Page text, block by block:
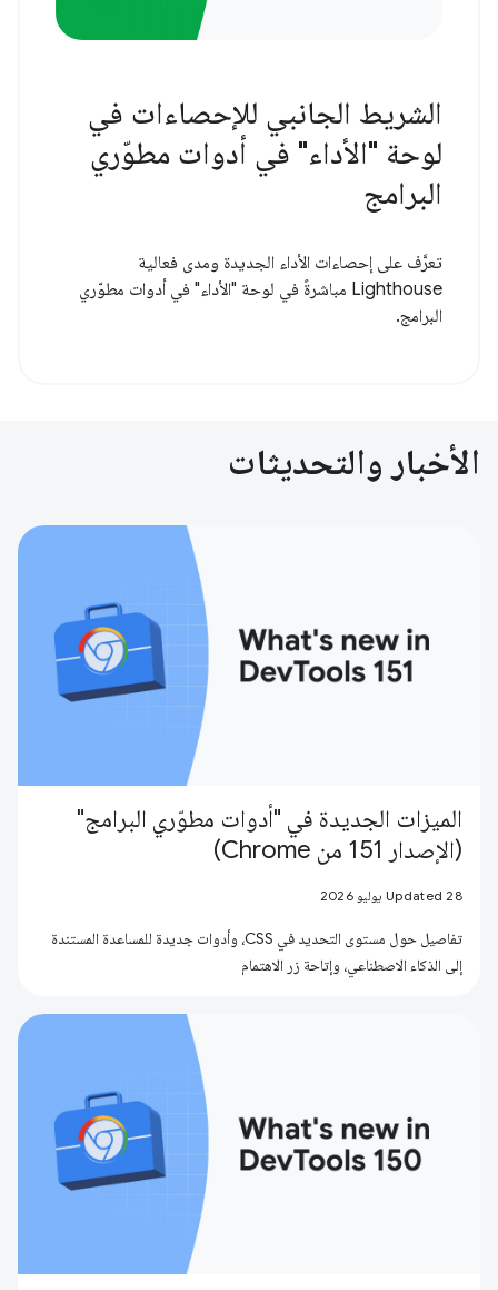
الشريط الجانبي للإحصاءات في
لوحة "الأداء" في أدوات مطوّري
البرامج
تعرَّف على إحصاءات الأداء الجديدة ومدى فعالية
Lighthouse مباشرةً في لوحة "الأداء" في أدوات مطوّري
البرامج.
الأخبار والتحديثات
الميزات الجديدة في "أدوات مطوّري البرامج"
(الإصدار 151 من Chrome)
Updated 28 يوليو 2026
تفاصيل حول مستوى التحديد في CSS، وأدوات جديدة للمساعدة المستندة
إلى الذكاء الاصطناعي، وإتاحة زر الاهتمام